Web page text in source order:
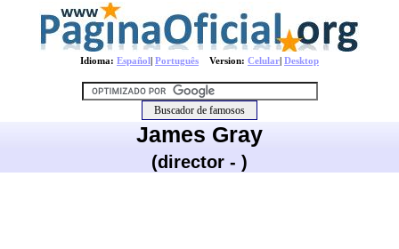
Idioma: Español| Português Version: Celular| Desktop
James Gray
(director - )